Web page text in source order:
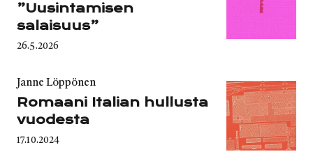
”Uusintamisen
salaisuus”
Published
26.5.2026
Category
Janne Löppönen
Romaani Italian hullusta
vuodesta
Published
17.10.2024